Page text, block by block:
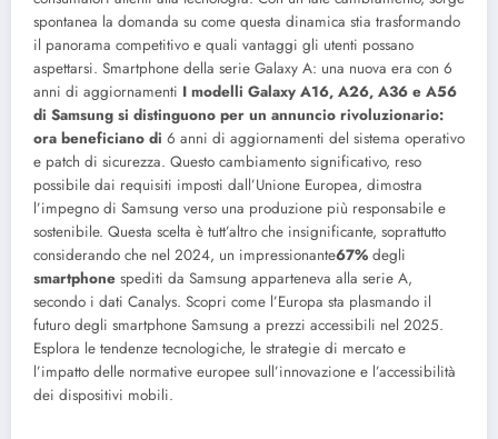
spontanea la domanda su come questa dinamica stia trasformando
il panorama competitivo e quali vantaggi gli utenti possano
aspettarsi. Smartphone della serie Galaxy A: una nuova era con 6
anni di aggiornamenti I modelli Galaxy A16, A26, A36 e A56
di Samsung si distinguono per un annuncio rivoluzionario:
ora beneficiano di 6 anni di aggiornamenti del sistema operativo
e patch di sicurezza. Questo cambiamento significativo, reso
possibile dai requisiti imposti dall’Unione Europea, dimostra
l’impegno di Samsung verso una produzione più responsabile e
sostenibile. Questa scelta è tutt’altro che insignificante, soprattutto
considerando che nel 2024, un impressionante67% degli
smartphone spediti da Samsung apparteneva alla serie A,
secondo i dati Canalys. Scopri come l’Europa sta plasmando il
futuro degli smartphone Samsung a prezzi accessibili nel 2025.
Esplora le tendenze tecnologiche, le strategie di mercato e
l’impatto delle normative europee sull’innovazione e l’accessibilità
dei dispositivi mobili.